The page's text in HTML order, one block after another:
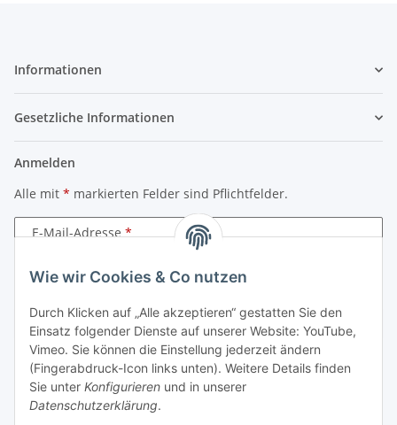
Wie wir Cookies & Co nutzen
Durch Klicken auf „Alle akzeptieren“ gestatten Sie den
Einsatz folgender Dienste auf unserer Website: YouTube,
Vimeo. Sie können die Einstellung jederzeit ändern
(Fingerabdruck-Icon links unten). Weitere Details finden
Sie unter Konfigurieren und in unserer
Datenschutzerklärung.
Informationen
Gesetzliche Informationen
Anmelden
Alle mit * markierten Felder sind Pflichtfelder.
E-Mail-Adresse
Passwort
Anmelden
Passwort vergessen
Neu hier?Jetzt registrieren!